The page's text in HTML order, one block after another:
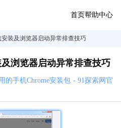
首页帮助中心
安装及浏览器启动异常排查技巧
浏览器启动异常排查技巧
的手机Chrome安装包 - 91探索网官